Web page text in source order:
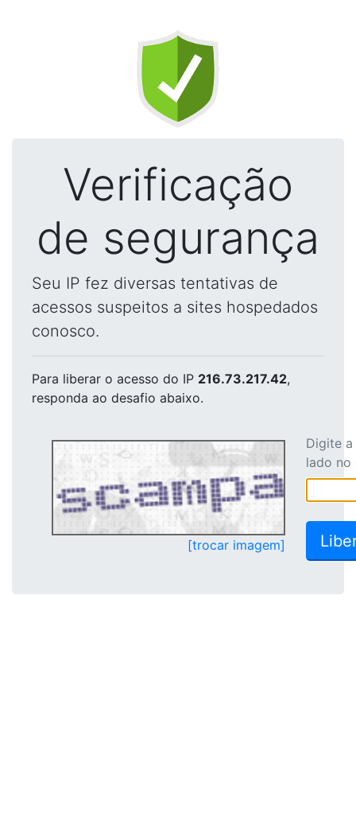
Verificação
de segurança
Seu IP fez diversas tentativas de
acessos suspeitos a sites hospedados
conosco.
Para liberar o acesso do IP 216.73.217.42,
responda ao desafio abaixo.
[trocar imagem]
Digite
lado no